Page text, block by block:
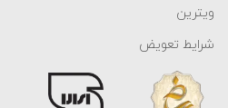
ویترین
شرایط تعویض